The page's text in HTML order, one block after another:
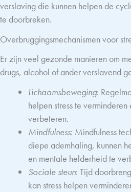
verslaving die kunnen helpen de
te doorbreken.
Overbruggingsmechanismen voor
Er zijn veel gezonde manieren om
drugs, alcohol of ander verslavend
Lichaamsbeweging:
helpen stress te verminderen
verbeteren.
Mindfulness: Mindfulness
diepe ademhaling, kunnen
en mentale helderheid te
Sociale steun: Tijd
kan stress helpen